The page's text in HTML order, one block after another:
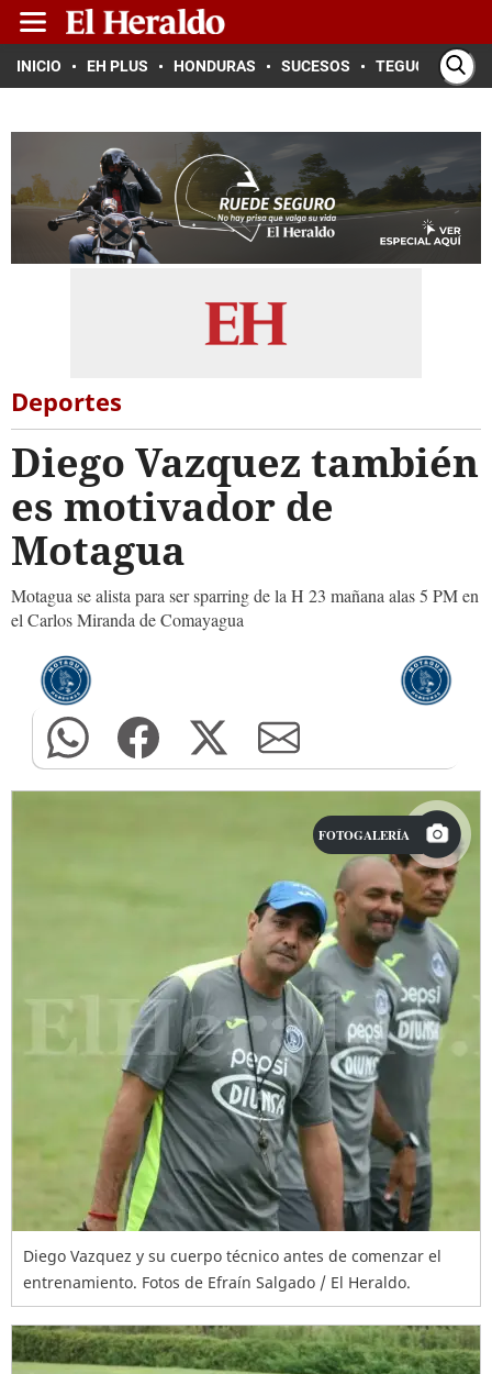
INICIO EH PLUS HONDURAS SUCESOS TEGUCIGALPA
Deportes
Diego Vazquez también
es motivador de
Motagua
Motagua se alista para ser sparring de la H 23 mañana alas 5 PM en
el Carlos Miranda de Comayagua
FOTOGALERÍA
Diego Vazquez y su cuerpo técnico antes de comenzar el
entrenamiento. Fotos de Efraín Salgado / El Heraldo.